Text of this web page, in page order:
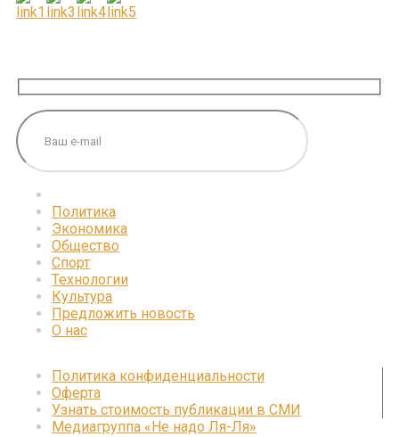
Политика
Экономика
Общество
Спорт
Технологии
Культура
Предложить новость
О нас
Политика конфиденциальности
Оферта
Узнать стоимость публикации в СМИ
Медиагруппа «Не надо Ля-Ля»